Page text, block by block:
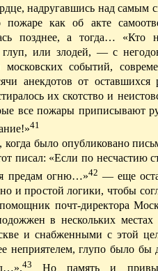
надругавшись над самым
пожаре как об акте
позднее, а тогда… «Кто
глуп, или злодей, — с
московских событий,
анекдотов от оставшихся
ихскотство и
все пожары приписывают
41
было опубликовано
писал: «Если по несчастию
предам огню…»42 — еще
и простой логики, чтобы
почт-директора
в нескольких
и снабженными с этой
неприятелем, глупо было бы
43 Но память и